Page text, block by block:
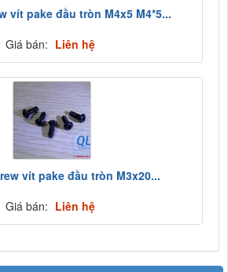
vít pake đầu tròn M4x5 M4*5...
Giá bán: Liên hệ
vít pake đầu tròn M3x20...
Giá bán: Liên hệ